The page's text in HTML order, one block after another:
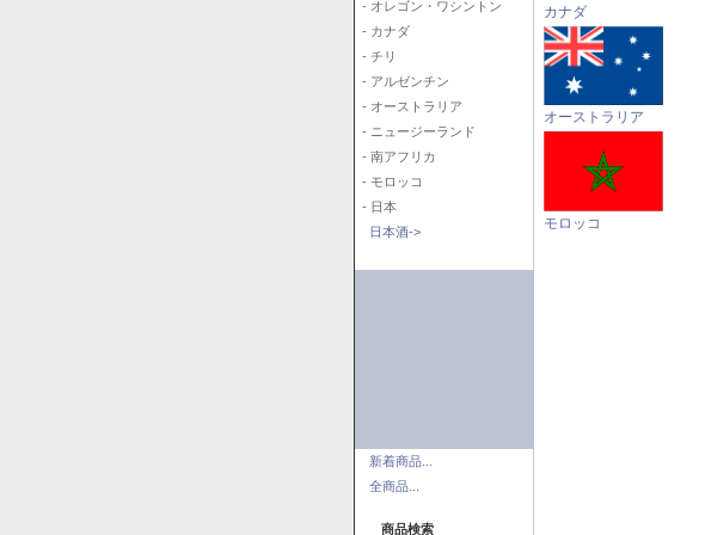
- オレゴン・ワシントン
- カナダ
- チリ
- アルゼンチン
- オーストラリア
- ニュージーランド
- 南アフリカ
- モロッコ
- 日本
日本酒->
新着商品...
全商品...
商品検索
カナダ
オーストラリア
モロッコ